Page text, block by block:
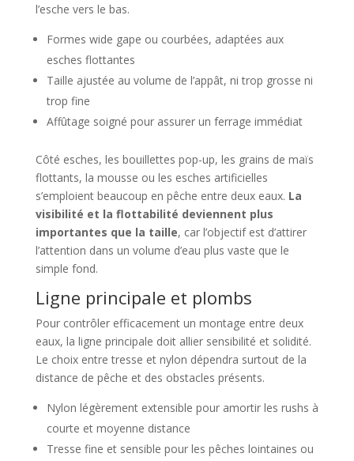
l’esche vers le bas.
Formes wide gape ou courbées, adaptées aux
esches flottantes
Taille ajustée au volume de l’appât, ni trop grosse ni
trop fine
Affûtage soigné pour assurer un ferrage immédiat
Côté esches, les bouillettes pop-up, les grains de maïs
flottants, la mousse ou les esches artificielles
s’emploient beaucoup en pêche entre deux eaux. La
visibilité et la flottabilité deviennent plus
importantes que la taille, car l’objectif est d’attirer
l’attention dans un volume d’eau plus vaste que le
simple fond.
Ligne principale et plombs
Pour contrôler efficacement un montage entre deux
eaux, la ligne principale doit allier sensibilité et solidité.
Le choix entre tresse et nylon dépendra surtout de la
distance de pêche et des obstacles présents.
Nylon légèrement extensible pour amortir les rushs à
courte et moyenne distance
Tresse fine et sensible pour les pêches lointaines ou